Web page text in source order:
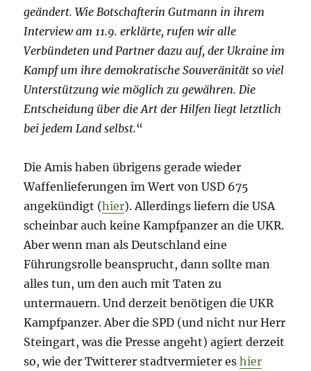
geändert. Wie Botschafterin Gutmann in ihrem
Interview am 11.9. erklärte, rufen wir alle
Verbündeten und Partner dazu auf, der Ukraine im
Kampf um ihre demokratische Souveränität so viel
Unterstützung wie möglich zu gewähren. Die
Entscheidung über die Art der Hilfen liegt letztlich
bei jedem Land selbst.“
Die Amis haben übrigens gerade wieder
Waffenlieferungen im Wert von USD 675
angekündigt (hier). Allerdings liefern die USA
scheinbar auch keine Kampfpanzer an die UKR.
Aber wenn man als Deutschland eine
Führungsrolle beansprucht, dann sollte man
alles tun, um den auch mit Taten zu
untermauern. Und derzeit benötigen die UKR
Kampfpanzer. Aber die SPD (und nicht nur Herr
Steingart, was die Presse angeht) agiert derzeit
so, wie der Twitterer stadtvermieter eshier